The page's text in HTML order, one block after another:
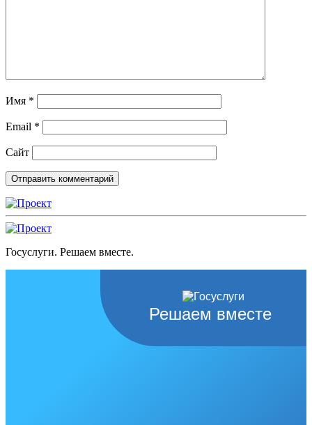
Имя *
Email *
Сайт
Госуслуги. Решаем вместе.
Решаем вместе